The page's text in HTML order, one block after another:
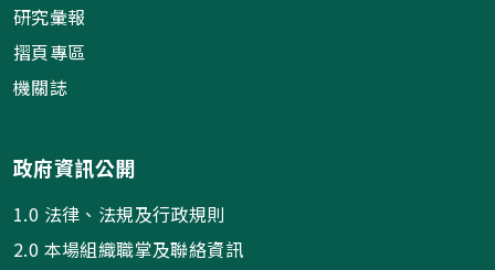
研究彙報
摺頁專區
機關誌
政府資訊公開
1.0 法律、法規及行政規則
2.0 本場組織職掌及聯絡資訊